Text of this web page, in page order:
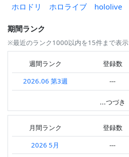
ホロドリ
ホロライブ hololive
期間ランク
※最近のランク1000以内を15件まで表示
週間ランク 登録数
2026.06 第3週
---
---
2026.05 第5週
---
2026.05 第4週
---
2026.05 第3週
...つづき
月間ランク 登録数
2026 5月
---